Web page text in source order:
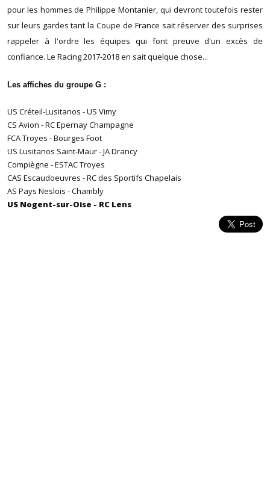
pour les hommes de Philippe Montanier, qui devront toutefois rester
sur leurs gardes tant la Coupe de France sait réserver des surprises
rappeler à l'ordre les équipes qui font preuve d'un excès de
confiance. Le Racing 2017-2018 en sait quelque chose...
Les affiches du groupe G :
US Créteil-Lusitanos - US Vimy
CS Avion - RC Epernay Champagne
FCA Troyes - Bourges Foot
US Lusitanos Saint-Maur - JA Drancy
Compiègne - ESTAC Troyes
CAS Escaudoeuvres - RC des Sportifs Chapelais
AS Pays Neslois - Chambly
US Nogent-sur-Oise - RC Lens